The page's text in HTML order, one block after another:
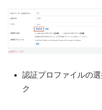
認証プロファイルの
ク